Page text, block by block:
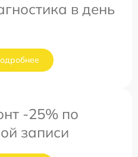
в день
-25% по
записи